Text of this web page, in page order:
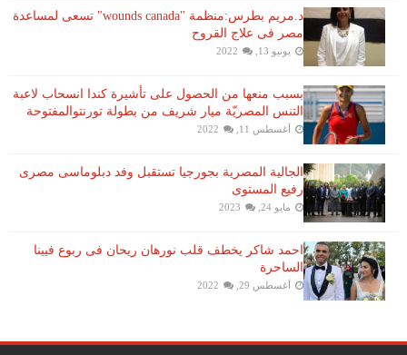
د.مريم بطرس:منظمة "wounds canada" تسعى لمساعدة
مصر فى علاج القروح
يونيو 13, 2022
بسبب منعها من الحصول على تأشيرة كندا انسحاب لاعبة ​
التنس​ المصريّة ​ميار شريف​ من بطولة ​تورنتو​المفتوحة
أغسطس 11, 2022
الجالية المصرية بجورجيا تستقبل وفد دبلوماسى مصرى
رفيع المستوى
مايو 24, 2023
احمد شاكر يخطف قلب نورهان ريحان فى ربوع فيينا
الساحرة
أغسطس 29, 2022